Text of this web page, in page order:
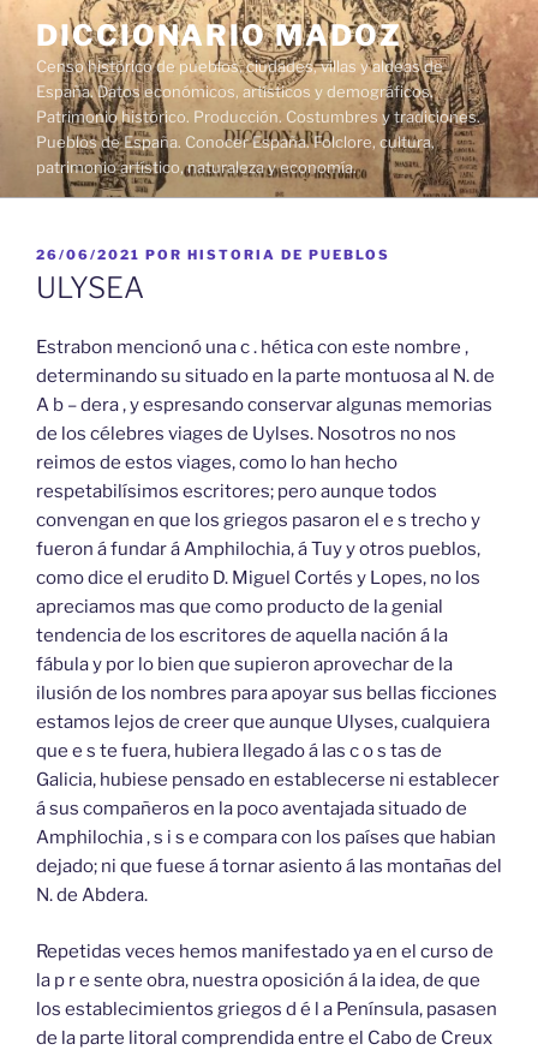
contenido
DICCIONARIO MADOZ
Censo histórico de pueblos, ciudades, villas y aldeas de
España. Datos económicos, artísticos y demográficos.
Patrimonio histórico. Producción. Costumbres y tradiciones.
Pueblos de España. Conocer España. Folclore, cultura,
patrimonio artístico, naturaleza y economía.
PUBLICADO
EL
26/06/2021 POR HISTORIA DE PUEBLOS
ULYSEA
Estrabon mencionó una c . hética con este nombre ,
determinando su situado en la parte montuosa al N. de
A b – dera , y espresando conservar algunas memorias
de los célebres viages de Uylses. Nosotros no nos
reimos de estos viages, como lo han hecho
respetabilísimos escritores; pero aunque todos
convengan en que los griegos pasaron el e s trecho y
fueron á fundar á Amphilochia, á Tuy y otros pueblos,
como dice el erudito D. Miguel Cortés y Lopes, no los
apreciamos mas que como producto de la genial
tendencia de los escritores de aquella nación á la
fábula y por lo bien que supieron aprovechar de la
ilusión de los nombres para apoyar sus bellas ficciones
estamos lejos de creer que aunque Ulyses, cualquiera
que e s te fuera, hubiera llegado á las c o s tas de
Galicia, hubiese pensado en establecerse ni establecer
á sus compañeros en la poco aventajada situado de
Amphilochia , s i s e compara con los países que habian
dejado; ni que fuese á tornar asiento á las montañas del
N. de Abdera.
Repetidas veces hemos manifestado ya en el curso de
la p r e sente obra, nuestra oposición á la idea, de que
los establecimientos griegos d é l a Península, pasasen
de la parte litoral comprendida entre el Cabo de Creux